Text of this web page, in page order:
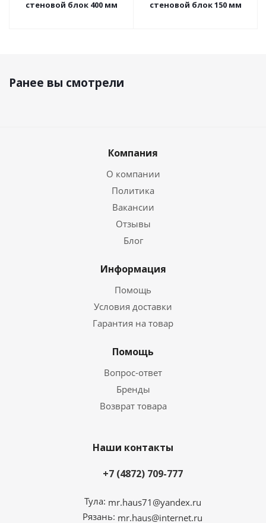
стеновой блок 400 мм
стеновой блок 150 мм
Ранее вы смотрели
Компания
О компании
Политика
Вакансии
Отзывы
Блог
Информация
Помощь
Условия доставки
Гарантия на товар
Помощь
Вопрос-ответ
Бренды
Возврат товара
Наши контакты
+7 (4872) 709-777
Тула: mr.haus71@yandex.ru
Рязань: mr.haus@internet.ru